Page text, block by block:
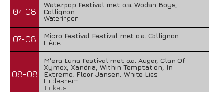
07-08
Waterpop Festival met o.a. Wodan Boys,
Collignon
Wateringen
07-08
Micro Festival Festival met o.a. Collignon
Liège
08-08
M'era Luna Festival met o.a. Auger, Clan Of
Xymox, Xandria, Within Temptation, In
Extremo, Floor Jansen, White Lies
Hildesheim
Tickets